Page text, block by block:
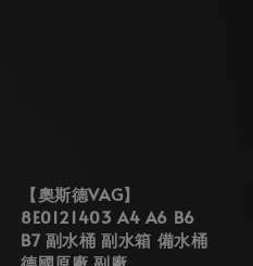
【奧斯德VAG】
8E0121403 A4 A6 B6
B7 副水桶 副水箱 備水桶